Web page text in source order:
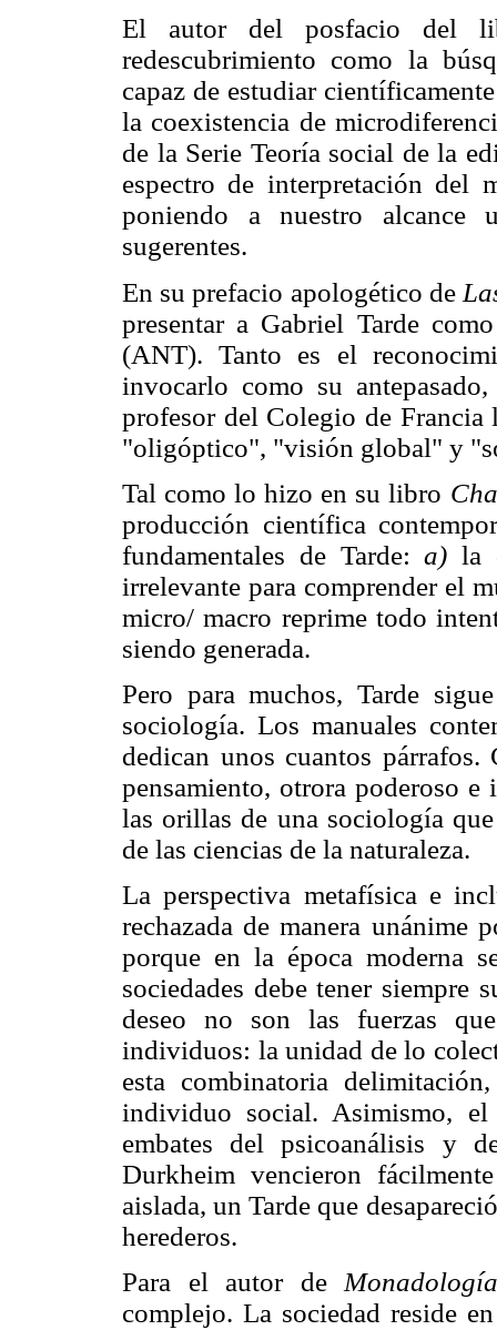
El autor del posfacio del
redescubrimiento como la
capaz de estudiar
la coexistencia de
de la Serie Teoría social de la
espectro de interpretación del
poniendo a nuestro alcance
sugerentes.
En su prefacio apologético de
presentar a Gabriel Tarde
(ANT). Tanto es el
invocarlo como su
profesor del Colegio de
"oligóptico", "visión global" y
Tal como lo hizo en su libro
producción científica
fundamentales de Tarde:a) la
irrelevante para comprender el
micro/ macro reprime todo
siendo generada.
Pero para muchos, Tarde
sociología. Los manuales
dedican unos cuantos
pensamiento, otrora poderoso
las orillas de una sociología
de las ciencias de la naturaleza.
La perspectiva metafísica e
rechazada de manera unánime
porque en la época moderna
sociedades debe tener siempre
deseo no son las fuerzas
individuos: la unidad de lo
esta combinatoria
individuo social. Asimismo,
embates del psicoanálisis y
Durkheim vencieron
aislada, un Tarde que
herederos.
Para el autor de
complejo. La sociedad reside